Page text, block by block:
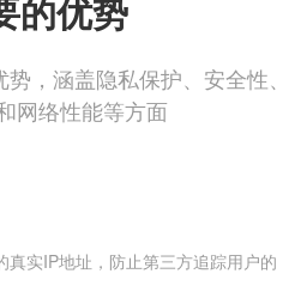
的优势
，涵盖隐私保护、安全性、
网络性能等方面
真实IP地址，防止第三方追踪用户的